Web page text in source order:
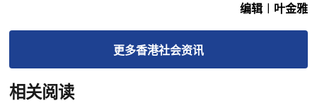
编辑︱叶金雅
更多香港社会资讯
相关阅读